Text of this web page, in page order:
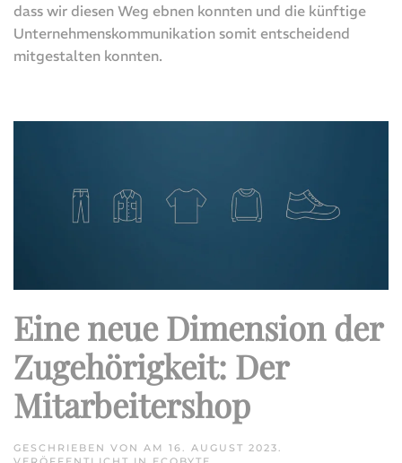
dass wir diesen Weg ebnen konnten und die künftige
Unternehmenskommunikation somit entscheidend
mitgestalten konnten.
Eine neue Dimension der
Zugehörigkeit: Der
Mitarbeitershop
GESCHRIEBEN VON AM 16. AUGUST 2023.